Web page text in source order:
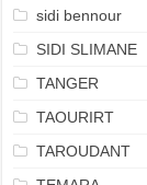
sidi bennour
SIDI SLIMANE
TANGER
TAOURIRT
TAROUDANT